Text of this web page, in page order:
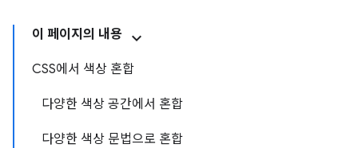
이 페이지의 내용
CSS에서 색상 혼합
다양한 색상 공간에서 혼합
다양한 색상 문법으로 혼합